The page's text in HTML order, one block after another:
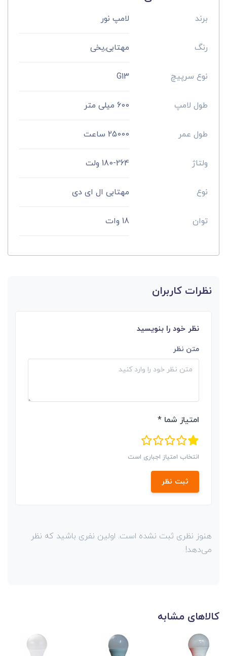
برند لامپ نور
رنگ مهتابی,یخی
نوع سرپیچ G13
طول لامپ 600 میلی متر
طول عمر 25000 ساعت
ولتاژ 180-264 ولت
نوع مهتابی ال ای دی
توان 18 وات
نظرات کاربران
نظر خود را بنویسید
متن نظر
امتیاز شما *
انتخاب امتیاز اجباری است
ثبت نظر
هنوز نظری ثبت نشده است. اولین نفری باشید که نظر
می‌دهد!
کالاهای مشابه